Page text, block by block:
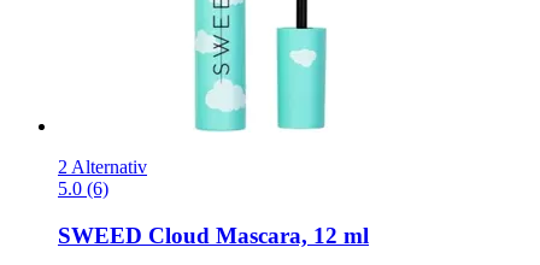
2 Alternativ
5.0 (6)
SWEED Cloud Mascara, 12 ml